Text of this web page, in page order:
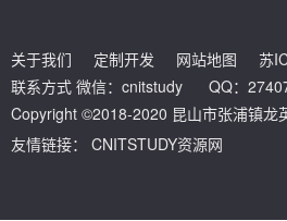
关于我们 定制开发 网站地图
苏
联系方式 微信：cnitstudy QQ：
Copyright ©2018-2020 昆山市张浦镇龙
友情链接：
CNITSTUDY资源网